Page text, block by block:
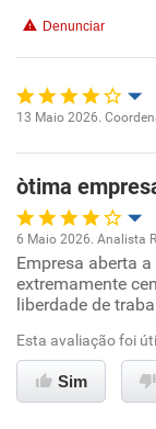
Benefícios
Recomenda
Denunciar
Ambiente de
Benefícios
Recomenda
Recomenda
13 Maio 2026.
òtima
Oportunidade
Conciliação com
6 Maio 2026. Analista
Empresa aberta
extremamente
liberdade de
Esta avaliação foi
Sim